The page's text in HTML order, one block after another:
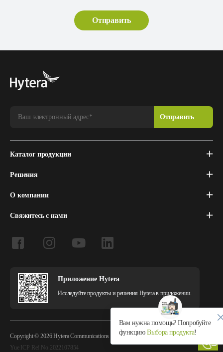
Каталог продукции
Решения
О компании
Свяжитесь с нами
Приложение Hytera
Исследуйте продукты и решения Hytera в приложении.
Copyright © 2026 Hytera Communications Corporation Limited All Rights Reserved
Yue ICP Ref.No.2022107854
Вам нужна помощь? Попробуйте
функциюВыбора продукта!